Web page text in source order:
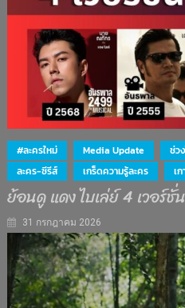
#ละครใหม่ Media Update ช่ว
ละคร-ซีรีส์
เกร็ดความรู้ละคร เ
ย้อนดู แดง ไบเล่ย์ 4 เวอร์
31 กรกฎาคม 2026